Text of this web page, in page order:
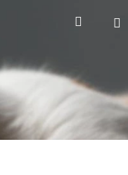
Hledat